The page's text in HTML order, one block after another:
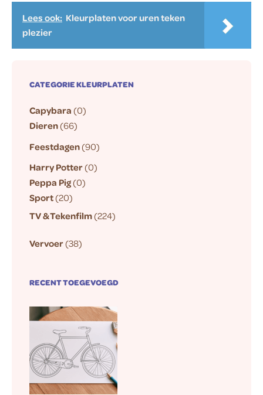
Lees ook: Kleurplaten voor uren teken
plezier
CATEGORIE KLEURPLATEN
Capybara (0)
Dieren(66)
Feestdagen(90)
Harry Potter(0)
Peppa Pig(0)
Sport(20)
TV & Tekenfilm(224)
Vervoer(38)
RECENT TOEGEVOEGD